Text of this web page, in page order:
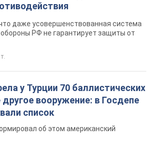
даже усовершенствованная система
РФ не гарантирует защиты от
у Турции 70 баллистических
другое вооружение: в Госдепе
список
об этом американский